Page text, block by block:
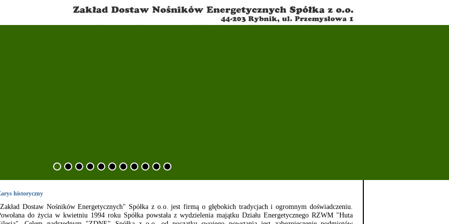
historyczny
Dostaw Nośników Energetycznych" Spółka z o.o. jest firmą o głębokich tradycjach i ogromnym doświadczeniu.
do życia w kwietniu 1994 roku Spółka powstała z wydzielenia majątku Działu Energetycznego RZWM "Huta